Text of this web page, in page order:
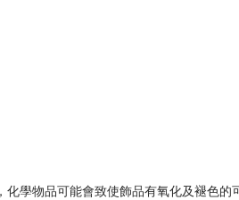
學物品可能會致使飾品有氧化及褪色的